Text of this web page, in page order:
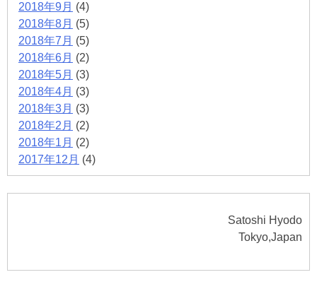
2018年9月 (4)
2018年8月 (5)
2018年7月 (5)
2018年6月 (2)
2018年5月 (3)
2018年4月 (3)
2018年3月 (3)
2018年2月 (2)
2018年1月 (2)
2017年12月 (4)
Satoshi Hyodo
Tokyo,Japan